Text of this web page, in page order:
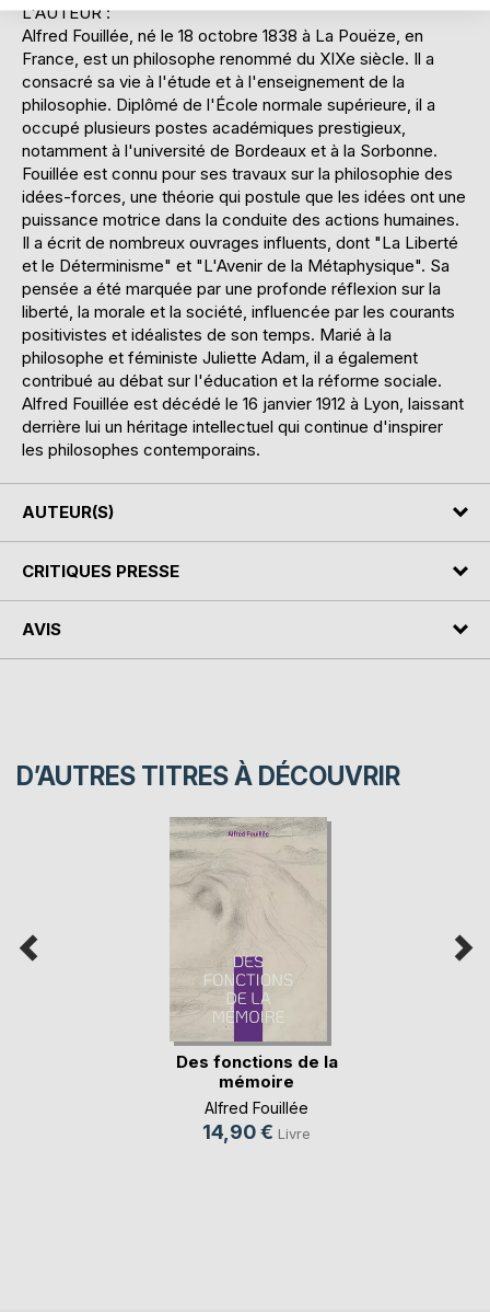
L'AUTEUR :
Alfred Fouillée, né le 18 octobre 1838 à La Pouëze, en
France, est un philosophe renommé du XIXe siècle. Il a
consacré sa vie à l'étude et à l'enseignement de la
philosophie. Diplômé de l'École normale supérieure, il a
occupé plusieurs postes académiques prestigieux,
notamment à l'université de Bordeaux et à la Sorbonne.
Fouillée est connu pour ses travaux sur la philosophie des
idées-forces, une théorie qui postule que les idées ont une
puissance motrice dans la conduite des actions humaines.
Il a écrit de nombreux ouvrages influents, dont "La Liberté
et le Déterminisme" et "L'Avenir de la Métaphysique". Sa
pensée a été marquée par une profonde réflexion sur la
liberté, la morale et la société, influencée par les courants
positivistes et idéalistes de son temps. Marié à la
philosophe et féministe Juliette Adam, il a également
contribué au débat sur l'éducation et la réforme sociale.
Alfred Fouillée est décédé le 16 janvier 1912 à Lyon, laissant
derrière lui un héritage intellectuel qui continue d'inspirer
les philosophes contemporains.
AUTEUR(S)
CRITIQUES PRESSE
AVIS
D’AUTRES TITRES À DÉCOUVRIR
Des fonctions de la
mémoire
Alfred Fouillée
14,90 € Livre